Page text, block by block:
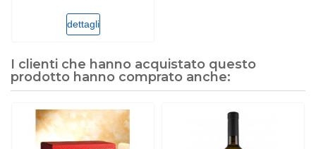
dettagli
I clienti che hanno acquistato questo
prodotto hanno comprato anche: